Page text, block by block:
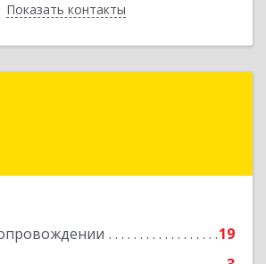
Показать контакты
Назад
19
обл, Фрязино г, Заводской